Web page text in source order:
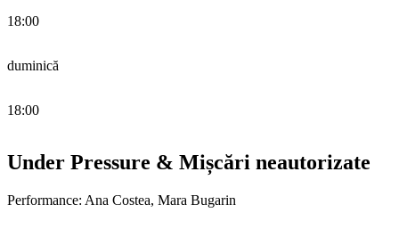
18:00
duminică
18:00
Under Pressure & Mișcări neautorizate
Performance: Ana Costea, Mara Bugarin